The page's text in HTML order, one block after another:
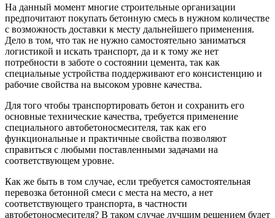
На данный момент многие строительные организации
предпочитают покупать бетонную смесь в нужном количестве
с возможность доставки к месту дальнейшего применения.
Дело в том, что так не нужно самостоятельно заниматься
логистикой и искать транспорт, да и к тому же нет
потребности в заботе о состоянии цемента, так как
специальные устройства поддерживают его консистенцию и
рабочие свойства на высоком уровне качества.
Для того чтобы транспортировать бетон и сохранить его
основные технические качества, требуется применение
специального автобетоносмесителя, так как его
функциональные и практичные свойства позволяют
справиться с любыми поставленными задачами на
соответствующем уровне.
Как же быть в том случае, если требуется самостоятельная
перевозка бетонной смеси с места на место, а нет
соответствующего транспорта, в частности
автобетоносмесителя? В таком случае лучшим решением будет